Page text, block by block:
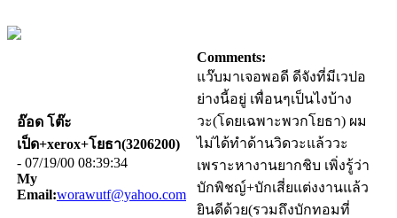
อ๊อด โต๊ะ
เป็ด+xerox+โยธา(3206200)
- 07/19/00 08:39:34
My
Email:worawutf@yahoo.com
Comments:
แว๊บมาเจอพอดี ดีจังที่มีเวปอ
ย่างนี้อยู่ เพื่อนๆเป็นไงบ้าง
วะ(โดยเฉพาะพวกโยธา) ผม
ไม่ได้ทำด้านวิดวะแล้ววะ
เพราะหางานยากชิบ เพิ่งรู้ว่า
บักพิชญ์+บักเสี่ยแต่งงานแล้ว
ยินดีด้วย(รวมถึงบักทอมที่